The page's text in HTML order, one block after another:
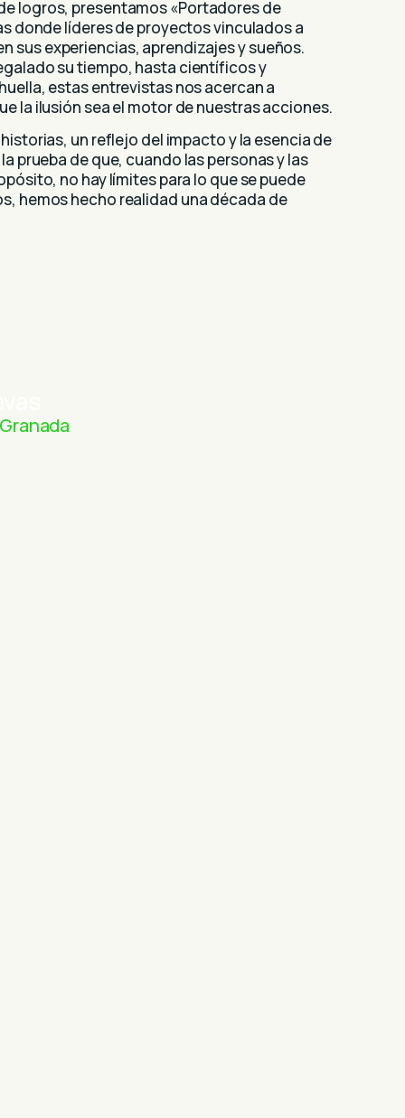
logros, presentamos «Portadores de
donde líderes de proyectos vinculados a
sus experiencias, aprendizajes y sueños.
su tiempo, hasta científicos y
estas entrevistas nos acercan a
la ilusión sea el motor de nuestras acciones.
un reflejo del impacto y la esencia de
prueba de que, cuando las personas y las
no hay límites para lo que se puede
hemos hecho realidad una década de